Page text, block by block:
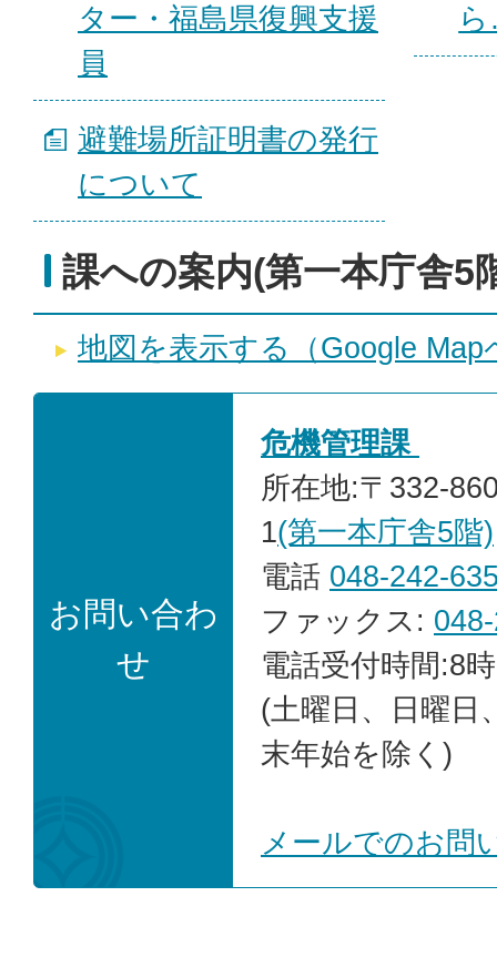
ター・福島県復興支援
員
避難場所証明書の発行
について
課への案内(第一本庁舎5
地図を表示する（Google Map
お問い合わ
せ
危機管理課
所在地:〒332-
1(第一本庁舎5階)
電話 048-242-
ファックス:
電話受付時間:8
(土曜日、日曜日
末年始を除く)
メールでのお問